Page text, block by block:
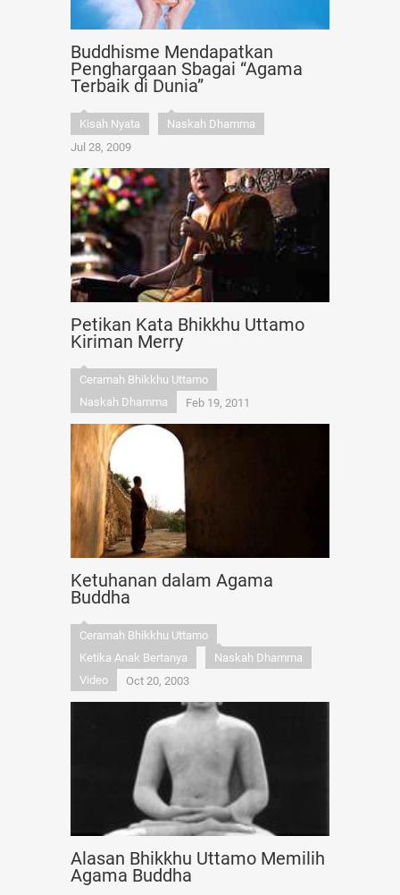
Buddhisme Mendapatkan
Penghargaan Sbagai “Agama
Terbaik di Dunia”
Kisah Nyata
Naskah Dhamma
Jul 28, 2009
Petikan Kata Bhikkhu Uttamo
Kiriman Merry
Ceramah Bhikkhu Uttamo
Naskah Dhamma
Feb 19, 2011
Ketuhanan dalam Agama
Buddha
Ceramah Bhikkhu Uttamo
Ketika Anak Bertanya
Naskah Dhamma
Video
Oct 20, 2003
Alasan Bhikkhu Uttamo Memilih
Agama Buddha